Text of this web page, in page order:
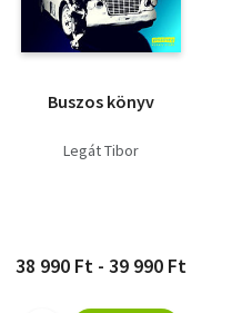
Buszos könyv
Legát Tibor
38 990 Ft - 39 990 Ft